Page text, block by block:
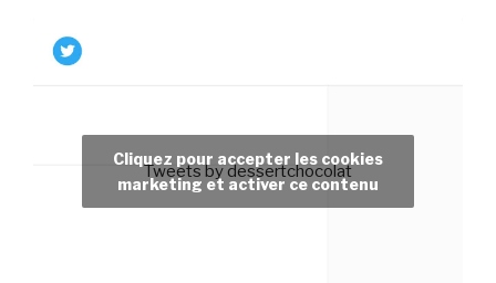
Tweets by dessertchocolat
Cliquez pour accepter les cookies
marketing et activer ce contenu